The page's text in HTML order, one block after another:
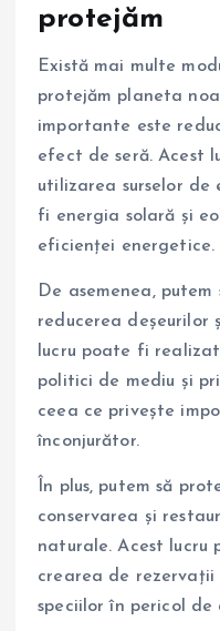
protejăm
Există mai multe
protejăm planeta
importante este
efect de seră. Acest
utilizarea surselor de
fi energia solară și
eficienței energetice.
De asemenea,
reducerea deșeurilor
lucru poate fi
politici de mediu și
ceea ce privește
înconjurător.
În plus, putem să
conservarea și
naturale. Acest
crearea de
speciilor în pericol de